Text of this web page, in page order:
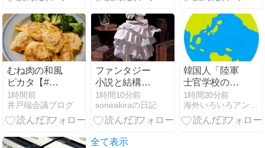
これが元アイ
ドルの悲惨な
末路やろが
い！
で固定した」
[8/8]
むね肉の和風
ピカタ【#簡
単 #時短 #作
り置き #お弁
当 #ヘルシー
アップ #PR】
1時間前
井戸端会議ブログ
ファンタジー
小説と結構
な、ねじくれ
たSFとのマリ
アージュ
1時間10分前
soneakiraの日記
韓国人「陸軍
士官学校の責
任追及なく…
李大統領『ま
たクーデター
1時間20分前
全て表示